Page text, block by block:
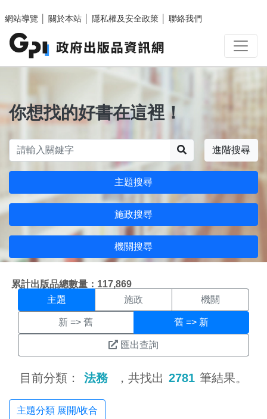
網站導覽
關於本站 隱私權及安全政策 聯絡我們
你想找的好書在這裡！
進階搜尋
主題搜尋
施政搜尋
機關搜尋
累計出版品總數量：117,869
主題搜尋結果頁面
主題 施政 機關
新 => 舊 舊 => 新
匯出查詢
目前分類： 法務 ，共找出 2781 筆結果。
主題分類 展開/收合